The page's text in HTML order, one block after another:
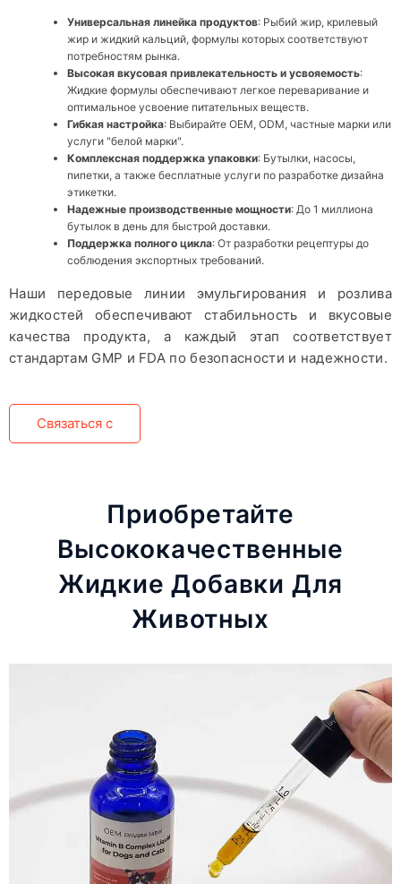
Универсальная линейка продуктов: Рыбий жир, крилевый
жир и жидкий кальций, формулы которых соответствуют
потребностям рынка.
Высокая вкусовая привлекательность и усвояемость:
Жидкие формулы обеспечивают легкое переваривание и
оптимальное усвоение питательных веществ.
Гибкая настройка: Выбирайте OEM, ODM, частные марки или
услуги "белой марки".
Комплексная поддержка упаковки: Бутылки, насосы,
пипетки, а также бесплатные услуги по разработке дизайна
этикетки.
Надежные производственные мощности: До 1 миллиона
бутылок в день для быстрой доставки.
Поддержка полного цикла: От разработки рецептуры до
соблюдения экспортных требований.
Наши передовые линии эмульгирования и розлива
жидкостей обеспечивают стабильность и вкусовые
качества продукта, а каждый этап соответствует
стандартам GMP и FDA по безопасности и надежности.
Связаться с
Приобретайте
Высококачественные
Жидкие Добавки Для
Животных